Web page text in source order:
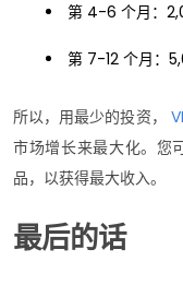
第 4-6 个月：
第 7-12 个月：
所以，用最少的投资，
市场增长来最大化。您
品，以获得最大收入。
最后的话